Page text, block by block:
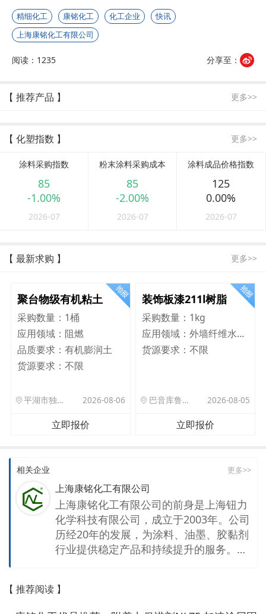
精细化工 康铭化工 化工企业
快讯
上海康铭化工有限公司
阅读：1235 分享至：
【 推荐产品 】 更多>>
【 化塑指数 】 更多>>
涂料采购指数
85
-1.00%
2026-07
粉末涂料采购成本
85
-2.00%
2026-07
涂料成品价格指数
125
0.00%
2026-07
【 最新求购 】 更多>>
聚台物级有机粘土
采购数量： 1桶
应用领域： 阻燃
品质要求： 有机膨润土
货源要求： 不限
平湖市独山港镇集港路 589 号 2026-08-06
立即报价
装饰板漆211l树脂
采购数量： 1kg
应用领域：
外墙纤维水泥板
货源要求：不限
巴音库鲁提镇,托帕口岸六号库房 2026-08-05
立即报价
相关企业 更多>>
上海康铭化工有限公司
上海康铭化工有限公司的前身是上海钮力
化学科技有限公司，成立于2003年。公司
历经20年的发展，为涂料、油墨、胶黏剂
行业提供稳定产品和持续提升的服务。开
树脂、涂料添加剂的产能，经过多次升级
改造，该工厂已实现智能制造和数字化管
【 推荐阅读 】